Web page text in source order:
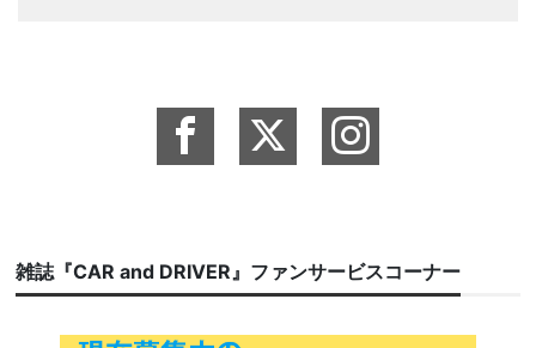
雑誌『CAR and DRIVER』ファンサービスコーナー